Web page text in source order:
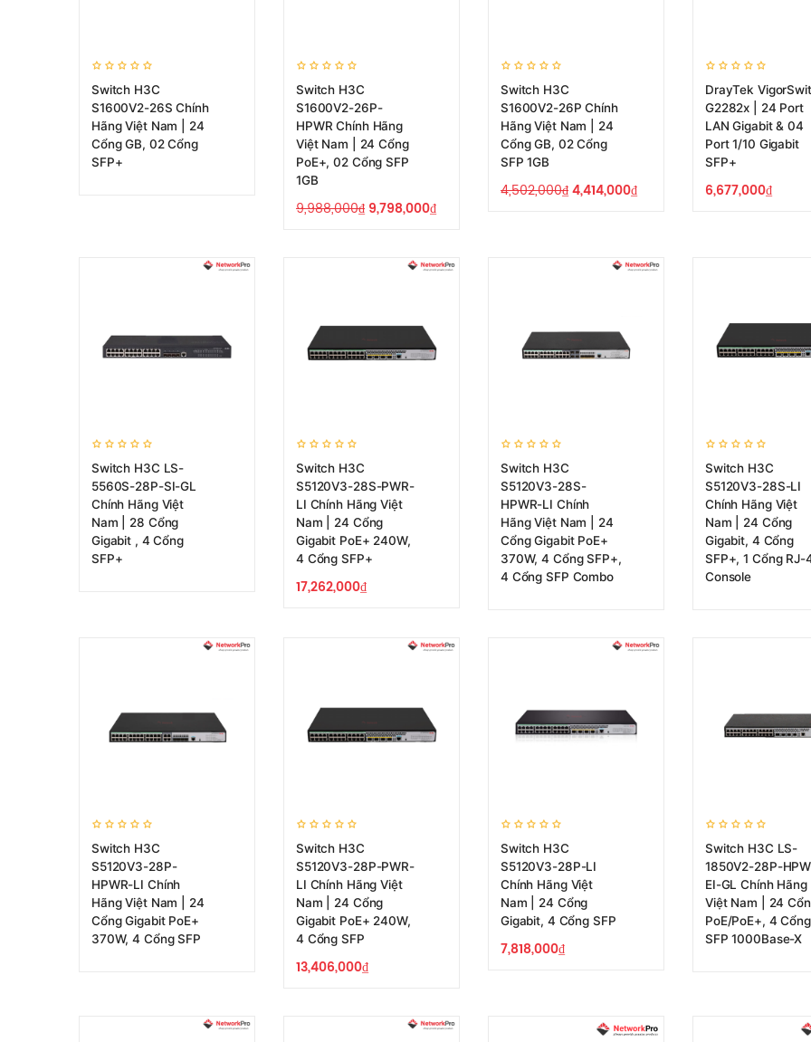
Switch H3C
S1600V2-26S Chính
Hãng Việt Nam | 24
Cổng GB, 02 Cổng
SFP+
Switch H3C
S1600V2-26P-
HPWR Chính Hãng
Việt Nam | 24 Cổng
PoE+, 02 Cổng SFP
1GB
9,988,000₫ 9,798,000₫
Switch H3C
S1600V2-26P Chính
Hãng Việt Nam | 24
Cổng GB, 02 Cổng
SFP 1GB
4,502,000₫4,414,000₫
DrayTek
G2282x | 24 Port
LAN Gigabit & 04
Port 1/10 Gigabit
SFP+
6,677,000₫
Switch H3C LS-
5560S-28P-SI-GL
Chính Hãng Việt
Nam | 28 Cổng
Gigabit , 4 Cổng
SFP+
Switch H3C
S5120V3-28S-PWR-
LI Chính Hãng Việt
Nam | 24 Cổng
Gigabit PoE+ 240W,
4 Cổng SFP+
17,262,000₫
Switch H3C
S5120V3-28S-
HPWR-LI Chính
Hãng Việt Nam | 24
Cổng Gigabit PoE+
370W, 4 Cổng SFP+,
4 Cổng SFP Combo
Switch H3C
S5120V3-28S-LI
Chính Hãng Việt
Nam | 24 Cổng
Gigabit, 4 Cổng
SFP+, 1 Cổng RJ-
Console
Switch H3C
S5120V3-28P-
HPWR-LI Chính
Hãng Việt Nam | 24
Cổng Gigabit PoE+
370W, 4 Cổng SFP
Switch H3C
S5120V3-28P-PWR-
LI Chính Hãng Việt
Nam | 24 Cổng
Gigabit PoE+ 240W,
4 Cổng SFP
13,406,000₫
Switch H3C
S5120V3-28P-LI
Chính Hãng Việt
Nam | 24 Cổng
Gigabit, 4 Cổng SFP
7,818,000₫
Switch H3C LS-
1850V2-28P-
EI-GL Chính Hãng
Việt Nam | 24
PoE/PoE+, 4 Cổng
SFP 1000Base-X